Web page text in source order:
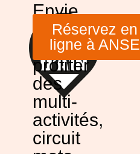
Envie
venir
profiter
des
multi-
activités,
circuit
Réservez en
ligne à ANSE